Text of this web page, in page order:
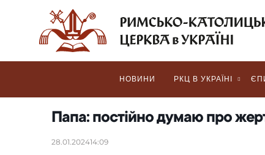
НОВИНИ РКЦ В УКРАЇНІ
Папа: постійно думаю про
28.01.202414:09